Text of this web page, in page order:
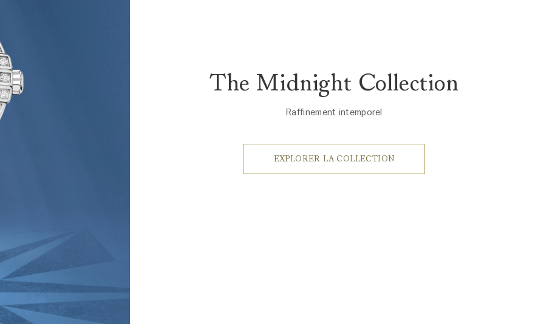
The Midnight Collection
Raffinement intemporel
EXPLORER LA COLLECTION